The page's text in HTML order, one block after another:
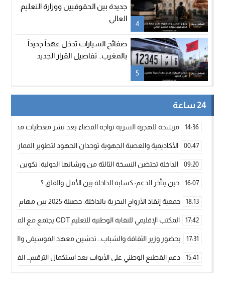
4
جديدة بين الحقوقيين ووزارة التعليم
العالي
5
صفائح السيارات تدخل عهداً جديداً
بالمغرب.. تفاصيل القرار الجديد
24 ساعة
14:36 مرشحة للهجرة السرية تواجه القضاء بعد نشر معطيات مضللة
00:47 الأكاديمية والعصبة الجهوية توحدان الجهود لتطوير الممارسة
09:20 الداخلة تحتضن النسخة الثالثة من ورشاتها الدولية: تكوين
16:07 حين يتأخر الدعم: كسابة الداخلة بين الأمل والقلق ؟
18:13 جمعية إنقاذ الأرواح البحرية بالداخلة: حصيلة 2025 بين مهام الإنقاذ ومشروع “دار البحار”
17:42 المكتب الإقليمي للنقابة الوطنية للتعليم CDT يجتمع مع المدير الإقليمي لمناقشة ملفات جوهرية لنساء ورجال التعليم
17:31 بحضور وزير الثقافة والشباب.. تدشين معهد الموسيقى والفنون
15:41 دعم القطيع الوطني على الأبواب بعد استكمال الترقيم…